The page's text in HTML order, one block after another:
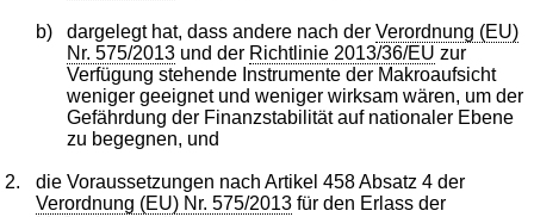
b) dargelegt hat, dass andere nach der Verordnung (EU)
Nr. 575/2013und der Richtlinie 2013/36/EU zur
Verfügung stehende Instrumente der Makroaufsicht
weniger geeignet und weniger wirksam wären, um der
Gefährdung der Finanzstabilität auf nationaler Ebene
zu begegnen, und
2.
die Voraussetzungen nach Artikel 458 Absatz 4 der
Verordnung (EU) Nr. 575/2013 für den Erlass der